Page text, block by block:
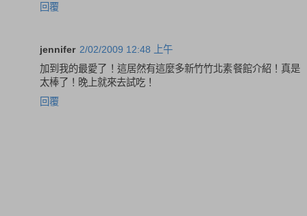
回覆
jennifer 2/02/2009 12:48 上午
加到我的最愛了！這居然有這麼多新竹竹北素餐館介紹！真是
太棒了！晚上就來去試吃！
回覆